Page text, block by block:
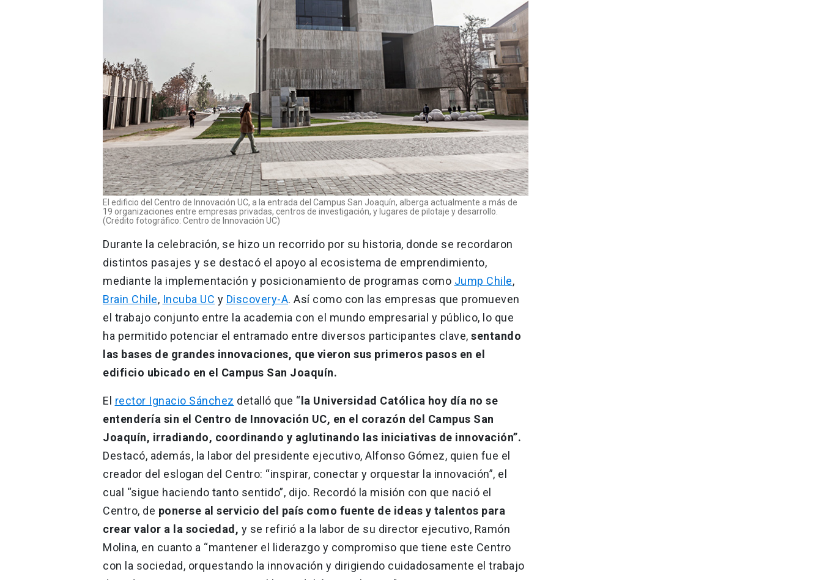
El edificio del Centro de Innovación UC, a la entrada del Campus San Joaquín, alberga actualmente a más de
19 organizaciones entre empresas privadas, centros de investigación, y lugares de pilotaje y desarrollo.
(Crédito fotográfico: Centro de Innovación UC)
Durante la celebración, se hizo un recorrido por su historia, donde se recordaron
distintos pasajes y se destacó el apoyo al ecosistema de emprendimiento,
mediante la implementación y posicionamiento de programas como Jump Chile,
Brain Chile, Incuba UC y Discovery-A. Así como con las empresas que promueven
el trabajo conjunto entre la academia con el mundo empresarial y público, lo que
ha permitido potenciar el entramado entre diversos participantes clave, sentando
las bases de grandes innovaciones, que vieron sus primeros pasos en el
edificio ubicado en el Campus San Joaquín.
El rector Ignacio Sánchez detalló que “ la Universidad Católica hoy día no se
entendería sin el Centro de Innovación UC, en el corazón del Campus San
Joaquín, irradiando, coordinando y aglutinando las iniciativas de innovación”.
Destacó, además, la labor del presidente ejecutivo, Alfonso Gómez, quien fue el
creador del eslogan del Centro: “inspirar, conectar y orquestar la innovación”, el
cual “sigue haciendo tanto sentido”, dijo. Recordó la misión con que nació el
Centro, de ponerse al servicio del país como fuente de ideas y talentos para
crear valor a la sociedad, y se refirió a la labor de su director ejecutivo, Ramón
Molina, en cuanto a “mantener el liderazgo y compromiso que tiene este Centro
con la sociedad, orquestando la innovación y dirigiendo cuidadosamente el trabajo